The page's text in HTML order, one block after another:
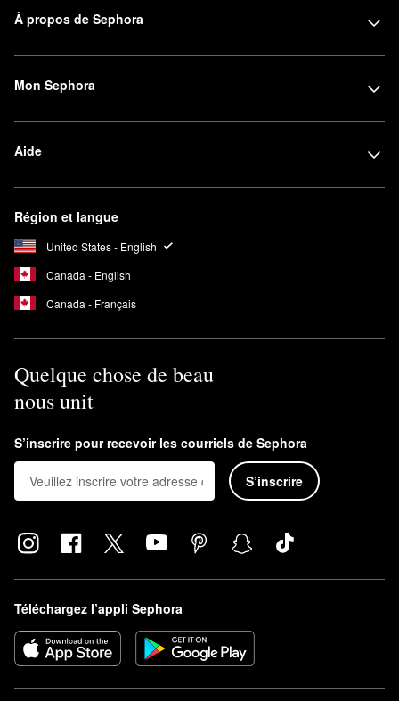
À propos de Sephora
Mon Sephora
Aide
Région et langue
United States - English
Canada - English
Canada - Français
Quelque chose de beau
nous unit
S’inscrire pour recevoir les courriels de Sephora
S’inscrire
Téléchargez l’appli Sephora